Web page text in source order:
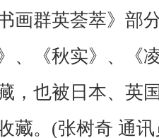
画群英荟萃》部
、《秋实》、《
，也被日本、英
藏。(张树奇 通